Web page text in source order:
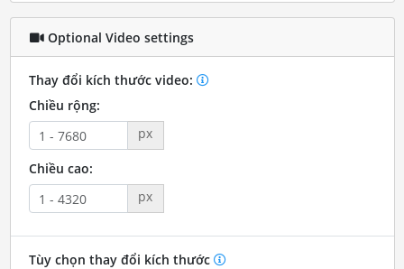
Optional Video settings
Thay đổi kích thước video:
Chiều rộng:
px
Chiều cao:
px
Tùy chọn thay đổi kích thước